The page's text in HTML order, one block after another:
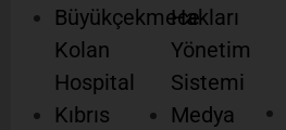
Büyükçekmece
Kolan
Hospital
Kıbrıs
Hakları
Yönetim
Sistemi
Medya